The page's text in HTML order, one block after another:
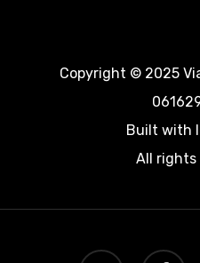
Copyright © 2025
Built with
All rights
twitter facebook